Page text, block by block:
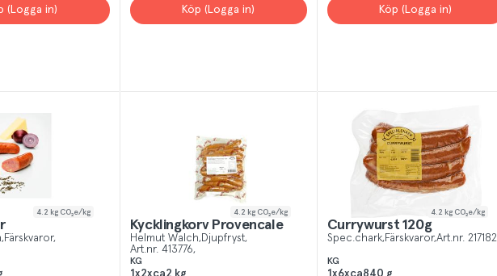
(Logga in)
Köp (Logga in)
Köp (Logga in)
4.2 kg CO₂e/kg
Färskvaror
4.2 kg CO₂e/kg
Kycklingkorv Provencale
Helmut Walch Djupfryst
Art.nr. 413776
KG
4.2 kg CO₂e/kg
Currywurst 120g
Spec.chark Färskvaror Art.nr. 217182
KG
like
other
sites,
we
cookies.
Our